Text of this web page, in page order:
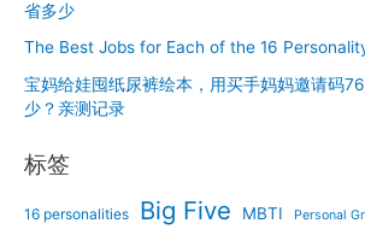
省多少
The Best Jobs for Each of the 16
宝妈给娃囤纸尿裤绘本，用买手妈妈邀请码
少？亲测记录
标签
16 personalities Big Five MBTI Personal